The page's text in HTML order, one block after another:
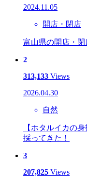
2024.11.05
開店・閉店
富山県の開店・閉
2
313,133 Views
2026.04.30
自然
【ホタルイカの
採ってきた！
3
207,825 Views